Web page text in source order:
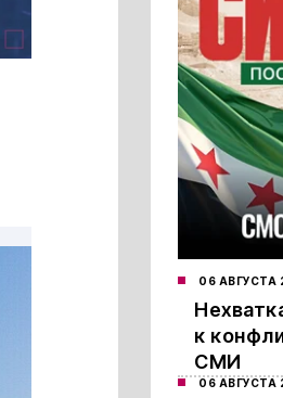
06 АВГУСТА
к
СМИ
06 АВГУСТА